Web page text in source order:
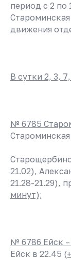
период с 2 по
движения
В сутки 2, 3,
№ 6785
Староминская
21.02),
21.28-21.29),
минут);
№ 6786 Ейск
Ейск в 22.45
Экспресс-